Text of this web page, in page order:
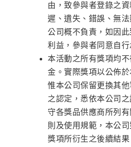
由，致參與者登錄之
遲、遺失、錯誤、無
公司概不負責，如因
利益，參與者同意自行
本活動之所有獎項均
金。實際獎項以公佈
惟本公司保留更換其
之認定，悉依本公司
守各獎品供應商所列
則及使用規範，本公
獎項所衍生之後續結果